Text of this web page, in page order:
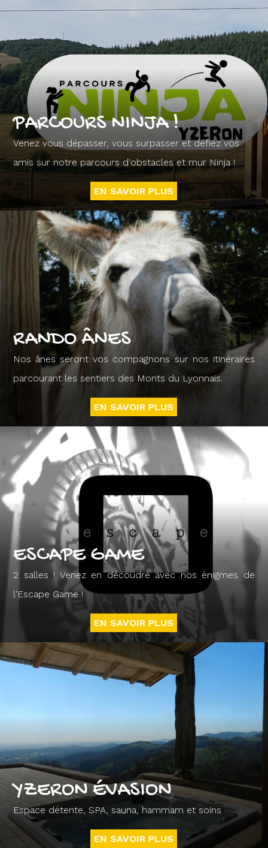
PARCOURS NINJA !
Venez vous dépasser, vous surpasser et défiez vos
amis sur notre parcours d'obstacles et mur Ninja !
EN SAVOIR PLUS
RANDO ÂNES
Nos ânes seront vos compagnons sur nos itinéraires
parcourant les sentiers des Monts du Lyonnais.
EN SAVOIR PLUS
ESCAPE GAME
2 salles ! Venez en découdre avec nos énigmes de
l'Escape Game !
EN SAVOIR PLUS
YZERON ÉVASION
Espace détente, SPA, sauna, hammam et soins
EN SAVOIR PLUS